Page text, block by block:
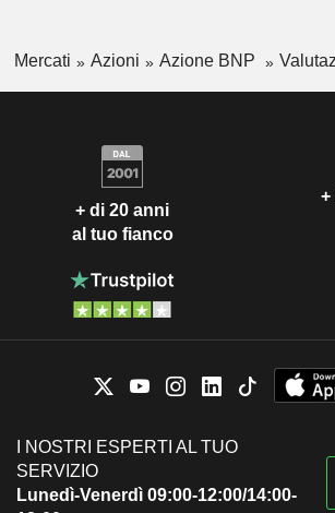
Mercati Azioni Azione BNP
+ di 20 anni
al tuo fianco
+
I NOSTRI ESPERTI AL TUO
SERVIZIO
Lunedì-Venerdì 09:00-12:00/14:00-